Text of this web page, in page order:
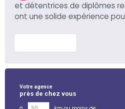
et détentrices de diplômes
ont une solide expérience
Votre agence
près de chez vous